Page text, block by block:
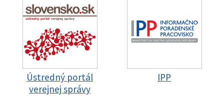
Ústredný portál
verejnej správy
IPP